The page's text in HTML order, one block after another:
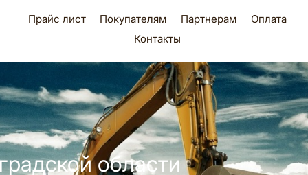
Прайс лист Покупателям Партнерам
Оплата
Контакты
области